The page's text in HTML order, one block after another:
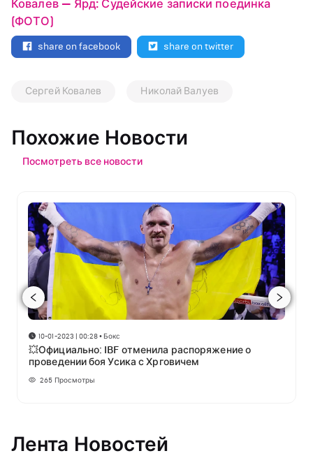
Ковалев — Ярд: Судейские записки поединка
(ФОТО)
share on facebook share on twitter
Сергей Ковалев Николай Валуев
Похожие Новости
Посмотреть все новости
10-01-2023 | 00:28• Бокс
💥Официально: IBF отменила распоряжение о
проведении боя Усика с Хрговичем
265 Просмотры
Лента Новостей